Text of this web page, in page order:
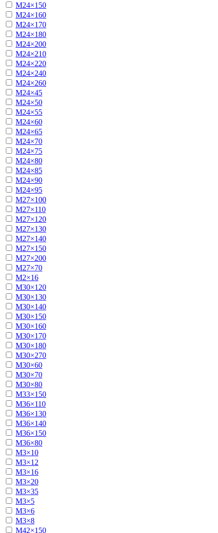
М24×150
М24×160
М24×170
М24×180
М24×200
М24×210
М24×220
М24×240
М24×260
М24×45
М24×50
М24×55
М24×60
М24×65
М24×70
М24×75
М24×80
М24×85
М24×90
М24×95
М27×100
М27×110
М27×120
М27×130
М27×140
М27×150
М27×200
М27×70
М2×16
М30×120
М30×130
М30×140
М30×150
М30×160
М30×170
М30×180
М30×270
М30×60
М30×70
М30×80
М33×150
М36×110
М36×130
М36×140
М36×150
М36×80
М3×10
М3×12
М3×16
М3×20
М3×35
М3×5
М3×6
М3×8
М42×150